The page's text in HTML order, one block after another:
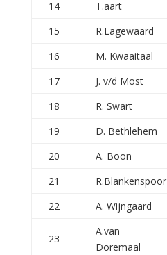
14 T.aart
15
R.Lagewaard
16
M. Kwaaitaal
17
J. v/d Most
18
R. Swart
19
D. Bethlehem
20
A. Boon
21
R.Blankenspoor
22
A. Wijngaard
23
A.van
Doremaal